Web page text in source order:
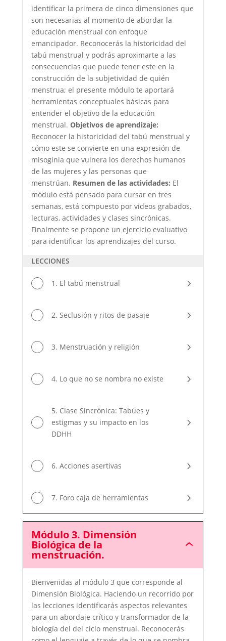
y
menstruación.
identificar la primera de cinco dimensiones que
son necesarias al momento de abordar la
educación menstrual con enfoque
emancipador. Reconocerás la historicidad del
tabú menstrual y podrás aproximarte a las
consecuencias que puede tener este en la
construcción de la subjetividad de quién
menstrua; el presente módulo te aportará
herramientas conceptuales básicas para
entender el objetivo de la educación
menstrual. Objetivos de aprendizaje:
Reconocer la historicidad del tabú menstrual y
cómo este se convierte en una expresión de
misoginia que vulnera los derechos humanos
de las mujeres y las personas que
menstrúan. Resumen de las actividades: El
módulo está pensado para cursar en tres
semanas, está compuesto por videos grabados,
lecturas, actividades y clases sincrónicas.
Finalmente se propone un ejercicio evaluativo
para identificar los aprendizajes del curso.
LECCIONES
1. El tabú menstrual
2. Seclusión y ritos de pasaje
3. Menstruación y religión
4. Lo que no se nombra no existe
5. Clase Sincrónica: Tabúes y
estigmas y su impacto en los
DDHH
6. Acciones asertivas
7. Foro caja de herramientas
Módulo 3. Dimensión
Biológica de la
menstruación.
Módulo
de
la
Bienvenidas al módulo 3 que corresponde al
Dimensión Biológica. Haciendo un recorrido por
las lecciones identificarás aspectos relevantes
para un abordaje crítico y transformador de la
biología del del ciclo menstrual. Reconocerás